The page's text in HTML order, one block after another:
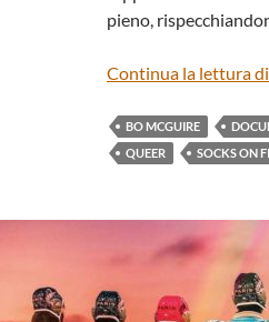
pieno,
Continua la lettura di
BO MCGUIRE
QUEER
SOCKS ON